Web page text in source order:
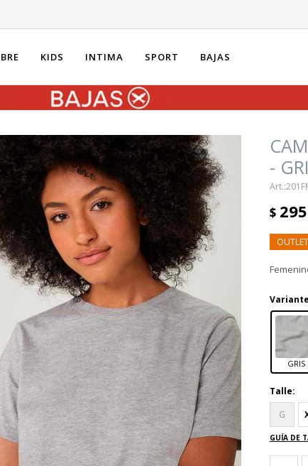
KIDS INTIMA SPORT BAJAS
-
$ 295
GRIS
Talle:
G
GUÍA DE